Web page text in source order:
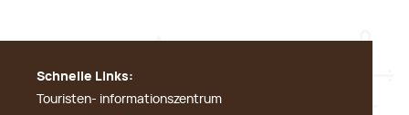
Schnelle Links:
Touristen- informationszentrum